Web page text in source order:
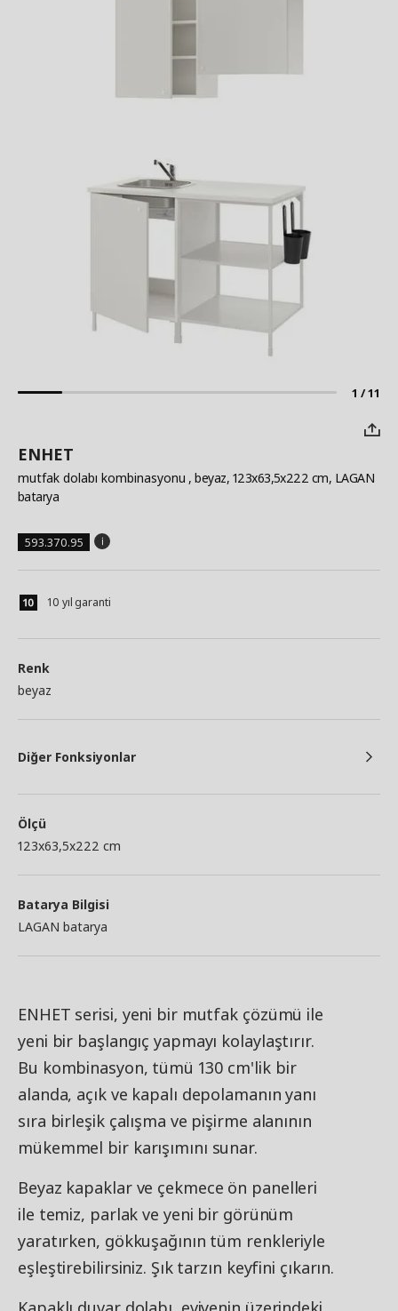
1 / 11
ENHET
mutfak dolabı kombinasyonu , beyaz, 123x63,5x222 cm, LAGAN
batarya
593.370.95
10 yıl garanti
Renk
beyaz
Diğer Fonksiyonlar
Ölçü
123x63,5x222 cm
Batarya Bilgisi
LAGAN batarya
ENHET serisi, yeni bir mutfak çözümü ile
yeni bir başlangıç yapmayı kolaylaştırır.
Bu kombinasyon, tümü 130 cm'lik bir
alanda, açık ve kapalı depolamanın yanı
sıra birleşik çalışma ve pişirme alanının
mükemmel bir karışımını sunar.
Beyaz kapaklar ve çekmece ön panelleri
ile temiz, parlak ve yeni bir görünüm
yaratırken, gökkuşağının tüm renkleriyle
eşleştirebilirsiniz. Şık tarzın keyfini çıkarın.